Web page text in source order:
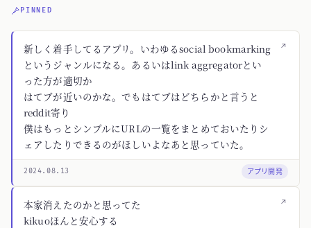
PINNED
↗
新しく着手してるアプリ。いわゆるsocial bookmarking
というジャンルになる。あるいはlink aggregatorとい
った方が適切か
はてブが近いのかな。でもはてブはどちらかと言うと
reddit寄り
僕はもっとシンプルにURLの一覧をまとめておいたりシ
ェアしたりできるのがほしいよなあと思っていた。
2024.08.13 アプリ開発
↗
本家消えたのかと思ってた
kikuoほんと安心する